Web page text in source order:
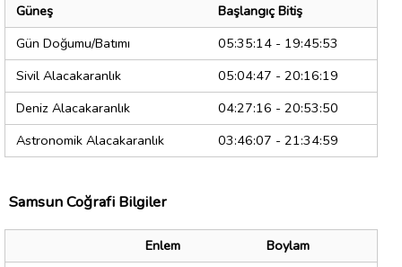
Güneş
Başlangıç Bitiş
Gün Doğumu/Batımı
05:35:14 - 19:45:53
Sivil Alacakaranlık
05:04:47 - 20:16:19
Deniz Alacakaranlık
04:27:16 - 20:53:50
Astronomik Alacakaranlık
03:46:07 - 21:34:59
Samsun Coğrafi Bilgiler
Enlem
Boylam